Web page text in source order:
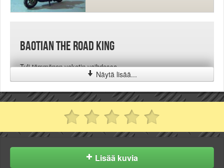
Näytä lisää...
Baotian The Road King
Tuli tämmönen vekotin vaihdossa.
Lisää kuvia